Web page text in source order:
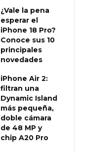
¿Vale la pena
esperar el
iPhone 18 Pro?
Conoce sus 10
principales
novedades
iPhone Air 2:
filtran una
Dynamic Island
más pequeña,
doble cámara
de 48 MP y
chip A20 Pro